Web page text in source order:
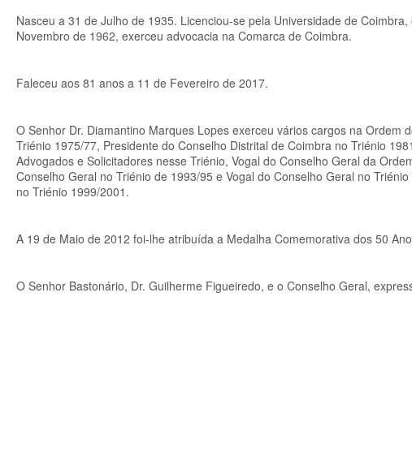
Nasceu a 31 de Julho de 1935. Licenciou-se pela Universidade de
Novembro de 1962, exerceu advocacia na Comarca de Coimbra.
Faleceu aos 81 anos a 11 de Fevereiro de 2017.
O Senhor Dr. Diamantino Marques Lopes exerceu vários cargos na
Triénio 1975/77, Presidente do Conselho Distrital de Coimbra no Triénio
Advogados e Solicitadores nesse Triénio, Vogal do Conselho Geral da
Conselho Geral no Triénio de 1993/95 e Vogal do Conselho Geral no
no Triénio 1999/2001.
A 19 de Maio de 2012 foi-lhe atribuída a Medalha Comemorativa dos 50
O Senhor Bastonário, Dr. Guilherme Figueiredo, e o Conselho Geral,